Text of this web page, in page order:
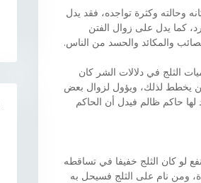
وحالته وكثرة تواجده، فقد يدل
كما يدل على زوال الفتن
والمكائد والحسد من الناس.
الثلج في دلالات الشر كان
يخطط لذلك، ويؤول لزوال بعض
حاكم ظالم فيدل أن الحاكم
لو كان الثلج خفيفا في تساقطه
ومن نام على الثلج فسيحل به